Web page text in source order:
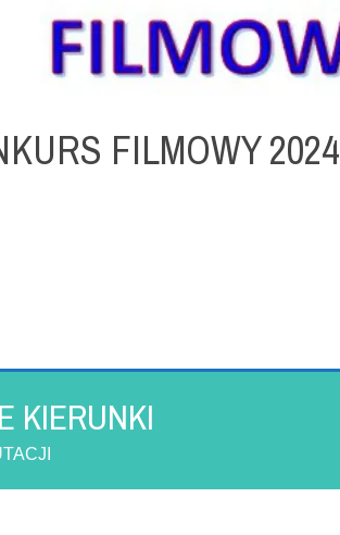
FILMOWY 2024
KIERUNKI